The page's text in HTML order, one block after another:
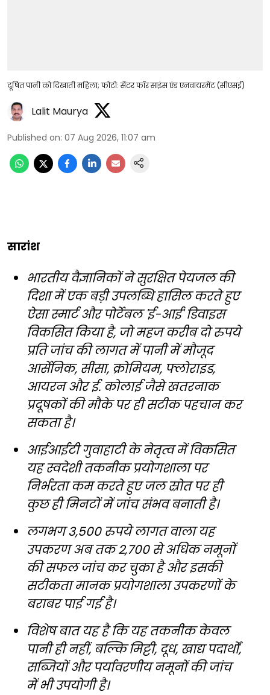
दूषित पानी को दिखाती महिला; फोटो: सेंटर फॉर साइंस एंड एनवायरमेंट (सीएसई)
Lalit Maurya
Published on: 07 Aug 2026, 11:07 am
सारांश
भारतीय वैज्ञानिकों ने सुरक्षित पेयजल की
दिशा में एक बड़ी उपलब्धि हासिल करते हुए
ऐसा स्मार्ट और पोर्टेबल 'ई-आई' डिवाइस
विकसित किया है, जो महज करीब दो रुपये
प्रति जांच की लागत में पानी में मौजूद
आर्सेनिक, सीसा, क्रोमियम, फ्लोराइड,
आयरन और ई. कोलाई जैसे खतरनाक
प्रदूषकों की मौके पर ही सटीक पहचान कर
सकता है।
आईआईटी गुवाहाटी के नेतृत्व में विकसित
यह स्वदेशी तकनीक प्रयोगशाला पर
निर्भरता कम करते हुए जल स्रोत पर ही
कुछ ही मिनटों में जांच संभव बनाती है।
लगभग 3,500 रुपये लागत वाला यह
उपकरण अब तक 2,700 से अधिक नमूनों
की सफल जांच कर चुका है और इसकी
सटीकता मानक प्रयोगशाला उपकरणों के
बराबर पाई गई है।
विशेष बात यह है कि यह तकनीक केवल
पानी ही नहीं, बल्कि मिट्टी, दूध, खाद्य पदार्थों,
सब्जियों और पर्यावरणीय नमूनों की जांच
में भी उपयोगी है।